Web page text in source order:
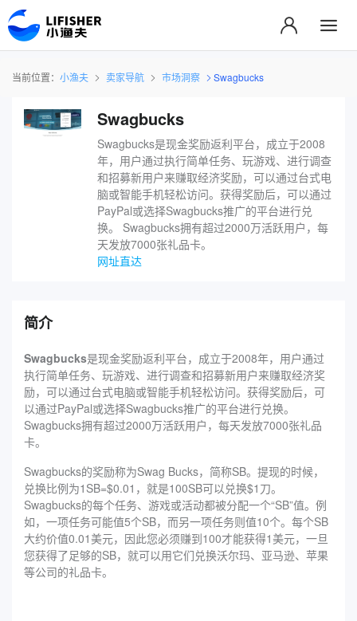
当前位置： 小渔夫 卖家导航 市场洞察 Swagbucks
Swagbucks
Swagbucks是现金奖励返利平台，成立于2008
年，用户通过执行简单任务、玩游戏、进行调查
和招募新用户来赚取经济奖励，可以通过台式电
脑或智能手机轻松访问。获得奖励后，可以通过
PayPal或选择Swagbucks推广的平台进行兑
换。 Swagbucks拥有超过2000万活跃用户，每
天发放7000张礼品卡。
网址直达
简介
Swagbucks是现金奖励返利平台，成立于2008年，用户通过
执行简单任务、玩游戏、进行调查和招募新用户来赚取经济奖
励，可以通过台式电脑或智能手机轻松访问。获得奖励后，可
以通过PayPal或选择Swagbucks推广的平台进行兑换。
Swagbucks拥有超过2000万活跃用户，每天发放7000张礼品
卡。
Swagbucks的奖励称为Swag Bucks，简称SB。提现的时候，
兑换比例为1SB=$0.01，就是100SB可以兑换$1刀。
Swagbucks的每个任务、游戏或活动都被分配一个“SB”值。例
如，一项任务可能值5个SB，而另一项任务则值10个。每个SB
大约价值0.01美元，因此您必须赚到100才能获得1美元，一旦
您获得了足够的SB，就可以用它们兑换沃尔玛、亚马逊、苹果
等公司的礼品卡。